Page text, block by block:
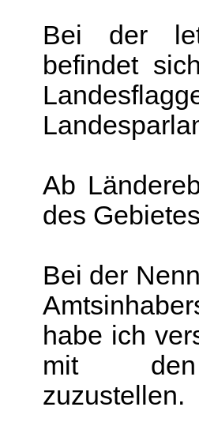
Bei der
befindet
Ab
des
Bei der
habe ich
mit den
zuzustellen.